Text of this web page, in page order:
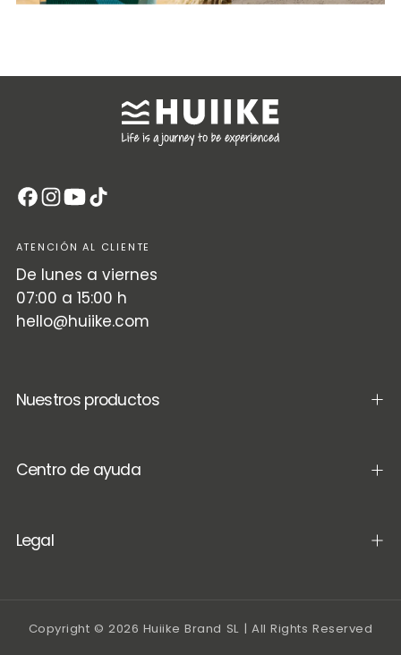
ATENCIÓN AL CLIENTE
De lunes a viernes
07:00 a 15:00 h
hello@huiike.com
Nuestros productos
Centro de ayuda
Legal
Copyright © 2026 Huiike Brand SL | All Rights Reserved